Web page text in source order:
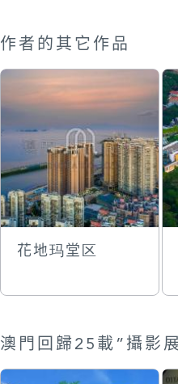
作者的其它作品
花地玛堂区